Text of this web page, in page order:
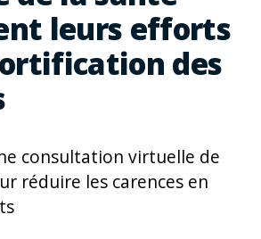
leurs efforts
des
consultation virtuelle de
réduire les carences en